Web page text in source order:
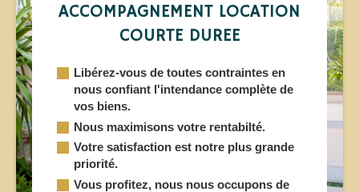
ACCOMPAGNEMENT LOCATION
COURTE DUREE
Libérez-vous de toutes contraintes en
nous confiant l'intendance complète de
vos biens.
Nous maximisons votre rentabilté.
Votre satisfaction est notre plus grande
priorité.
Vous profitez, nous nous occupons de